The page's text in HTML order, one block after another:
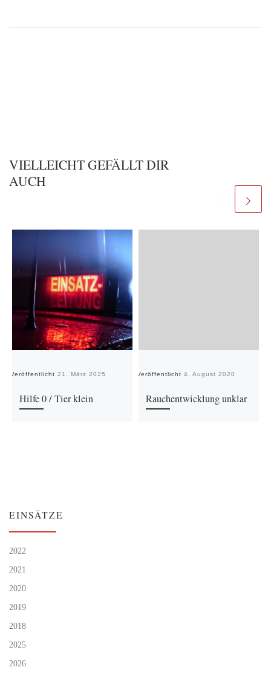
VIELLEICHT GEFÄLLT DIR
AUCH
Veröffentlicht 21. März 2025
Hilfe 0 / Tier klein
Veröffentlicht 4. August 2020
Rauchentwicklung unklar
EINSÄTZE
2022
2021
2020
2019
2018
2025
2026